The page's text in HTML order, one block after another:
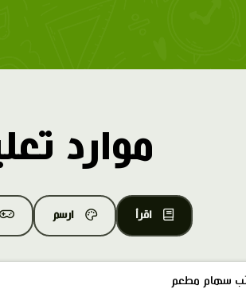
موارد
اقرأ ارسم
سهام مطعم